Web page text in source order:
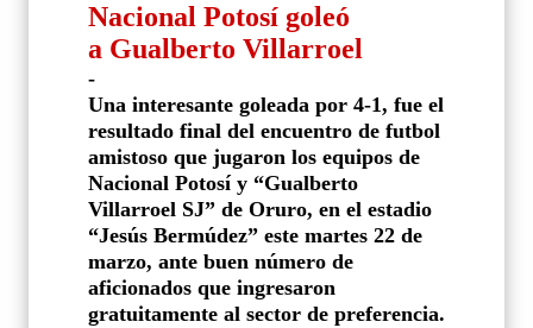
Nacional Potosí goleó
a Gualberto Villarroel
-
Una interesante goleada por 4-1, fue el
resultado final del encuentro de futbol
amistoso que jugaron los equipos de
Nacional Potosí y “Gualberto
Villarroel SJ” de Oruro, en el estadio
“Jesús Bermúdez” este martes 22 de
marzo, ante buen número de
aficionados que ingresaron
gratuitamente al sector de preferencia.